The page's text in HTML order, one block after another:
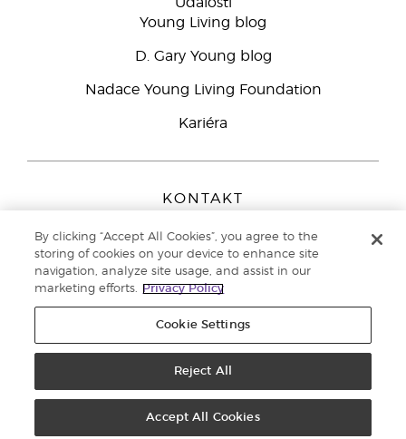
Young Living blog
D. Gary Young blog
Nadace Young Living Foundation
Kariéra
KONTAKT
Peizerweg 97
9727 AJ Groningen
Netherlands
Zákaznická podpora800 144 066
ochrany osobních údajů
By clicking “Accept All Cookies”, you agree to the
storing of cookies on your device to enhance site
navigation, analyze site usage, and assist in our
marketing efforts.
Privacy Policy
Cookie Settings
Reject All
Accept All Cookies